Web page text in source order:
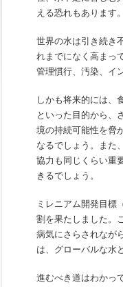
える恐れもあります。
世界の水は引き続き
れまでになく高まっ
管理慣行、汚染、イ
しかも将来的には、
といった目的から、
境の持続可能性を脅
なるでしょう。また
協力も同じくらい重
きるでしょう。
ミレニアム開発目標
割を果たしました。
病気にさらされなが
は、グローバルな水
進むべき道はわかっ